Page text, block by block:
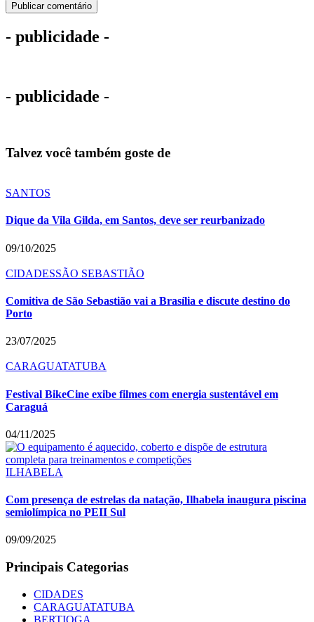
- publicidade -
- publicidade -
Talvez você também goste de
SANTOS
Dique da Vila Gilda, em Santos, deve ser reurbanizado
09/10/2025
CIDADESSÃO SEBASTIÃO
Comitiva de São Sebastião vai a Brasília e discute destino do
Porto
23/07/2025
CARAGUATATUBA
Festival BikeCine exibe filmes com energia sustentável em
Caraguá
04/11/2025
ILHABELA
Com presença de estrelas da natação, Ilhabela inaugura piscina
semiolímpica no PEII Sul
09/09/2025
Principais Categorias
CIDADES
CARAGUATATUBA
BERTIOGA